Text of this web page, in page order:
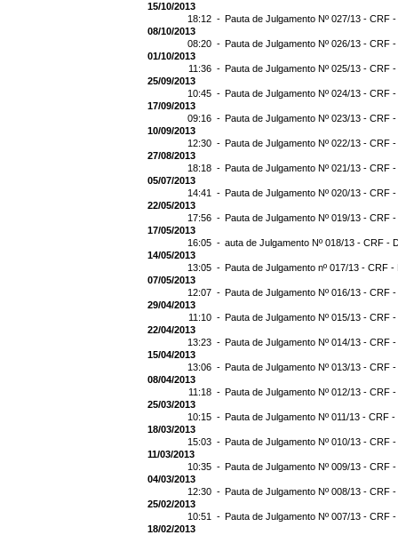
15/10/2013
18:12 - Pauta de Julgamento Nº 027/13 - CRF
08/10/2013
08:20 - Pauta de Julgamento Nº 026/13 - CRF
01/10/2013
11:36 - Pauta de Julgamento Nº 025/13 - CRF
25/09/2013
10:45 - Pauta de Julgamento Nº 024/13 - CRF
17/09/2013
09:16 - Pauta de Julgamento Nº 023/13 - CRF
10/09/2013
12:30 - Pauta de Julgamento Nº 022/13 - CRF
27/08/2013
18:18 - Pauta de Julgamento Nº 021/13 - CRF
05/07/2013
14:41 - Pauta de Julgamento Nº 020/13 - CRF
22/05/2013
17:56 - Pauta de Julgamento Nº 019/13 - CRF
17/05/2013
16:05 - auta de Julgamento Nº 018/13 - CRF -
14/05/2013
13:05 - Pauta de Julgamento nº 017/13 - CRF -
07/05/2013
12:07 - Pauta de Julgamento Nº 016/13 - CRF
29/04/2013
11:10 - Pauta de Julgamento Nº 015/13 - CRF
22/04/2013
13:23 - Pauta de Julgamento Nº 014/13 - CRF
15/04/2013
13:06 - Pauta de Julgamento Nº 013/13 - CRF
08/04/2013
11:18 - Pauta de Julgamento Nº 012/13 - CRF
25/03/2013
10:15 - Pauta de Julgamento Nº 011/13 - CRF
18/03/2013
15:03 - Pauta de Julgamento Nº 010/13 - CRF
11/03/2013
10:35 - Pauta de Julgamento Nº 009/13 - CRF
04/03/2013
12:30 - Pauta de Julgamento Nº 008/13 - CRF
25/02/2013
10:51 - Pauta de Julgamento Nº 007/13 - CRF
18/02/2013